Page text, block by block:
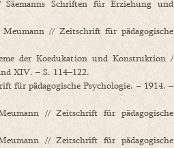
Schriften für Erziehung und
// Zeitschrift für pädagogische
der Koedukation und Konstruktion /
XIV. – S. 114–122.
für pädagogische Psychologie. – 1914. –
// Zeitschrift für pädagogische
// Zeitschrift für pädagogische